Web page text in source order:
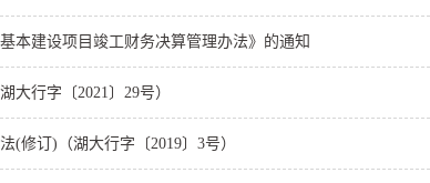
本建设项目竣工财务决算管理办法》的通知
大行字〔2021〕29号）
(修订)（湖大行字〔2019〕3号）